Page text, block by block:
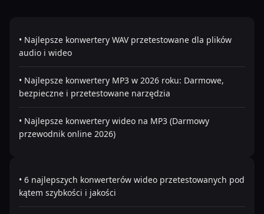
• Najlepsze konwertery WAV przetestowane dla plików
audio i wideo
• Najlepsze konwertery MP3 w 2026 roku: Darmowe,
bezpieczne i przetestowane narzędzia
• Najlepsze konwertery wideo na MP3 (Darmowy
przewodnik online 2026)
• 6 najlepszych konwerterów wideo przetestowanych pod
kątem szybkości i jakości